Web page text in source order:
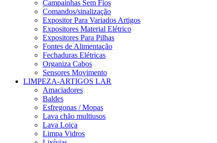
Campainhas Sem Fios
Comandos/sinalização
Expositor Para Variados Artigos
Expositores Material Elétrico
Expositores Para Pilhas
Fontes de Alimentação
Fechaduras Elétricas
Organiza Cabos
Sensores Movimento
LIMPEZA-ARTIGOS LAR
Amaciadores
Baldes
Esfregonas / Mopas
Lava chão multiusos
Lava Loiça
Limpa Vidros